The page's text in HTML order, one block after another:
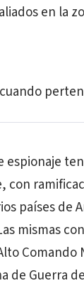
en la
espionaje
con
países de
mismas
Comando
de Guerra